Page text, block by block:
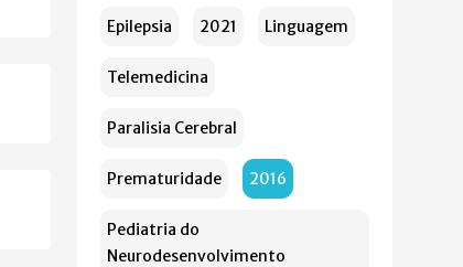
Epilepsia 2021 Linguagem
Telemedicina
Paralisia Cerebral
Prematuridade 2016
Pediatria do
Neurodesenvolvimento